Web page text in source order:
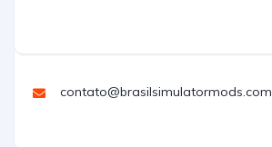
contato@brasilsimulatormods.com